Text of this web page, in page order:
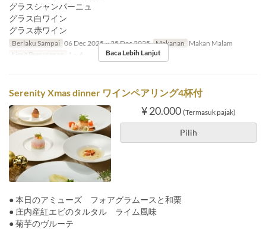
グラスシャンパーニュ
グラス白ワイン
グラス赤ワイン
Berlaku Sampai 06 Dec 2025 ~ 25 Dec 2025 Makanan Makan Malam
Limit Pemesanan
1 ~ 4 Baca Lebih Lanjut
Serenity Xmas dinner ワインペアリング4杯付
¥ 20.000 (Termasuk pajak)
Pilih
● 本日のアミューズ フォアグラムースと和栗
● 庄内産紅エビのタルタル ライム風味
● 菊芋のヴルーテ